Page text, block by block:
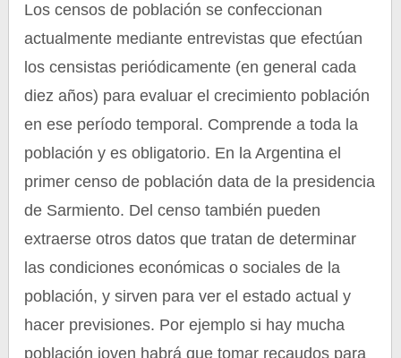
Los censos de población se confeccionan
actualmente mediante entrevistas que efectúan
los censistas periódicamente (en general cada
diez años) para evaluar el crecimiento población
en ese período temporal. Comprende a toda la
población y es obligatorio. En la Argentina el
primer censo de población data de la presidencia
de Sarmiento. Del censo también pueden
extraerse otros datos que tratan de determinar
las condiciones económicas o sociales de la
población, y sirven para ver el estado actual y
hacer previsiones. Por ejemplo si hay mucha
población joven habrá que tomar recaudos para